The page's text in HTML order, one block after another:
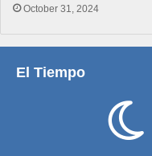
October 31, 2024
El Tiempo